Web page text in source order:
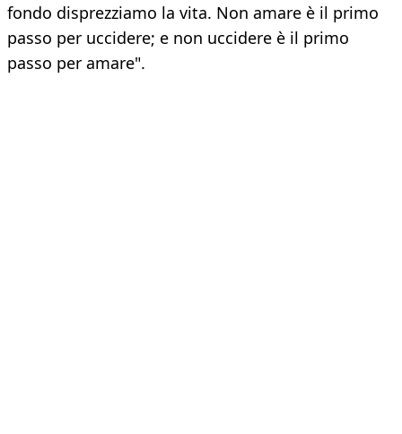
fondo disprezziamo la vita. Non amare è il primo
passo per uccidere; e non uccidere è il primo
passo per amare".